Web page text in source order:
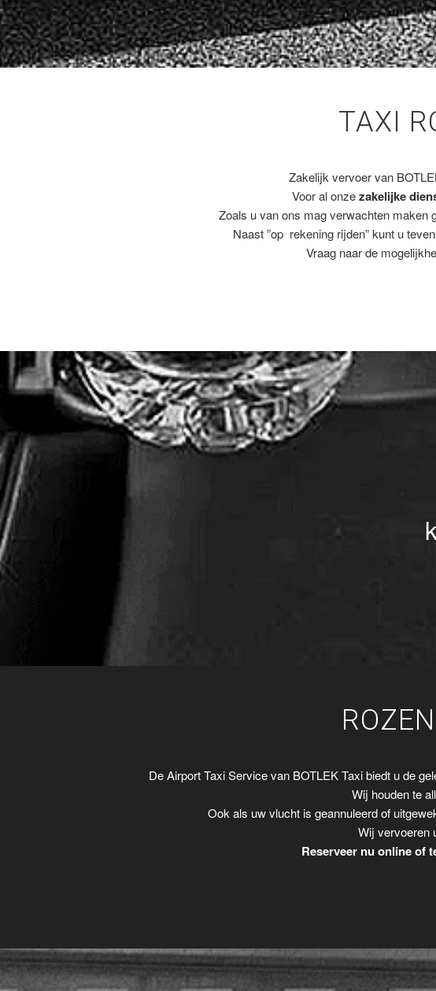
TAXI
Zakelijk vervoer van
Voor al onzezakelijke
Zoals u van ons mag verwachten maken
Naast ”op rekening rijden” kunt u
Vraag naar de
De Airport Taxi Service van BOTLEK Taxi biedt u de
Wij houden te
Ook als uw vlucht is geannuleerd of
Wij vervoeren
Reserveer nu online of